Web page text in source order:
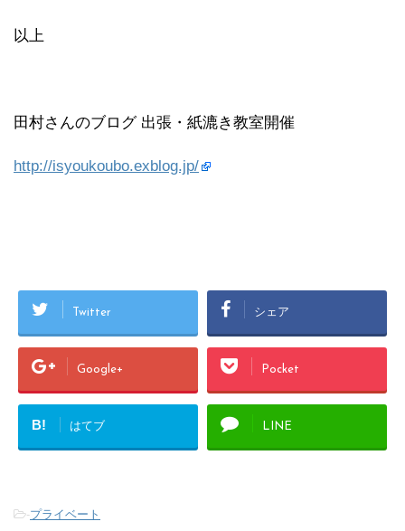
以上
田村さんのブログ 出張・紙漉き教室開催
http://isyoukoubo.exblog.jp/
Twitter シェア
Google+ Pocket
B! はてブ LINE
-プライベート